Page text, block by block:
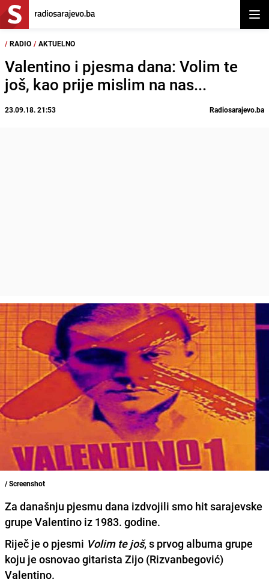
/ RADIO / AKTUELNO
Valentino i pjesma dana: Volim te
još, kao prije mislim na nas...
23.09.18. 21:53 Radiosarajevo.ba
/ Screenshot
Za današnju pjesmu dana izdvojili smo hit sarajevske
grupe Valentino iz 1983. godine.
Riječ je o pjesmi Volim te još, s prvog albuma grupe
koju je osnovao gitarista Zijo (Rizvanbegović)
Valentino.